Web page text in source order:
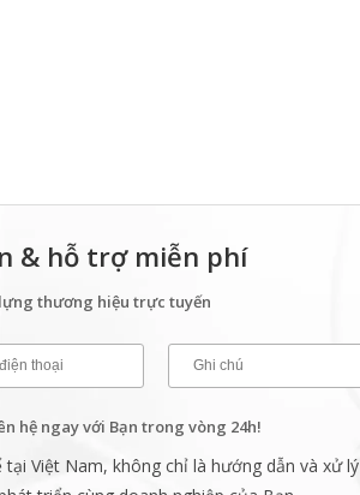
& hỗ trợ miễn phí
thương hiệu trực tuyến
hệ ngay với Bạn trong vòng 24h!
Việt Nam, không chỉ là hướng dẫn và xử